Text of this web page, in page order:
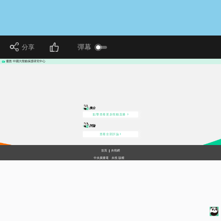
分享 彈幕
優悠 中國大熊貓保護研究中心
換台
點擊查看更多熊貓直播
評論
查看全部評論
首頁 央視網
中央廣播電
央視 版權